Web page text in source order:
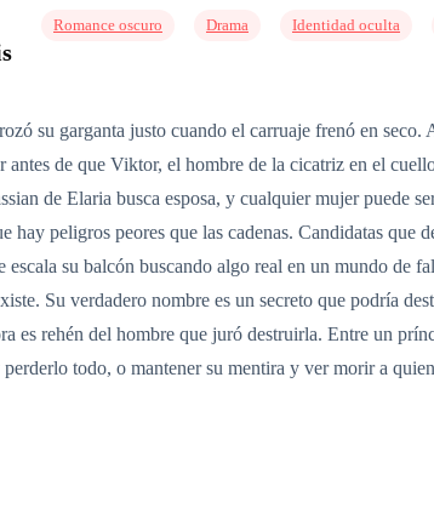
Romance oscuro Drama Identidad oculta
su garganta justo cuando el carruaje frenó en
antes de que Viktor, el hombre de la cicatriz en el
de Elaria busca esposa, y cualquier mujer puede
hay peligros peores que las cadenas. Candidatas que
escala su balcón buscando algo real en un mundo de
Su verdadero nombre es un secreto que podría
es rehén del hombre que juró destruirla. Entre un
todo, o mantener su mentira y ver morir a